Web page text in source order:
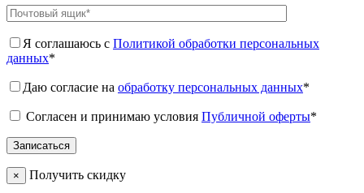
Я соглашаюсь с Политикой обработки персональных
данных*
Даю согласие на обработку персональных данных*
Согласен и принимаю условия Публичной оферты*
× Получить скидку